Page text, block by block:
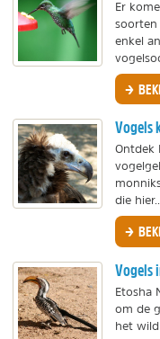
Er
soorten
enkel
Vogels
Ontdek
die hier...
Vogels
Etosha
om de
het wild